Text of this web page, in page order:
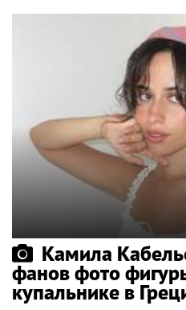
Камила
фанов фото
купальнике в